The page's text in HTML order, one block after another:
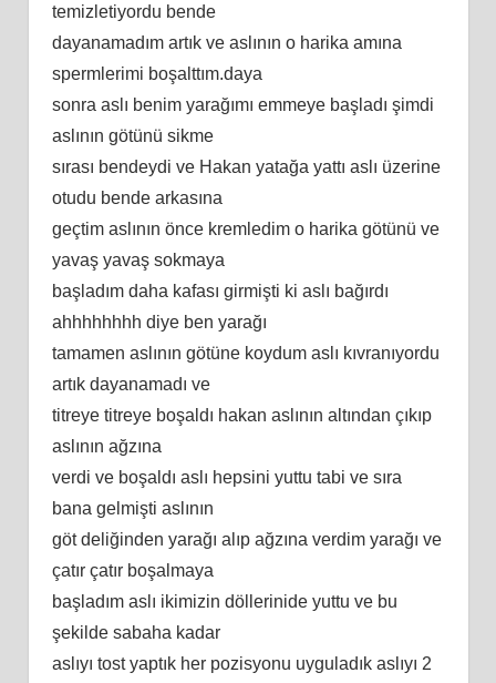
temizletiyordu bende
dayanamadım artık ve aslının o harika amına
spermlerimi boşalttım.daya
sonra aslı benim yarağımı emmeye başladı şimdi
aslının götünü sikme
sırası bendeydi ve Hakan yatağa yattı aslı üzerine
otudu bende arkasına
geçtim aslının önce kremledim o harika götünü ve
yavaş yavaş sokmaya
başladım daha kafası girmişti ki aslı bağırdı
ahhhhhhhh diye ben yarağı
tamamen aslının götüne koydum aslı kıvranıyordu
artık dayanamadı ve
titreye titreye boşaldı hakan aslının altından çıkıp
aslının ağzına
verdi ve boşaldı aslı hepsini yuttu tabi ve sıra
bana gelmişti aslının
göt deliğinden yarağı alıp ağzına verdim yarağı ve
çatır çatır boşalmaya
başladım aslı ikimizin döllerinide yuttu ve bu
şekilde sabaha kadar
aslıyı tost yaptık her pozisyonu uyguladık aslıyı 2